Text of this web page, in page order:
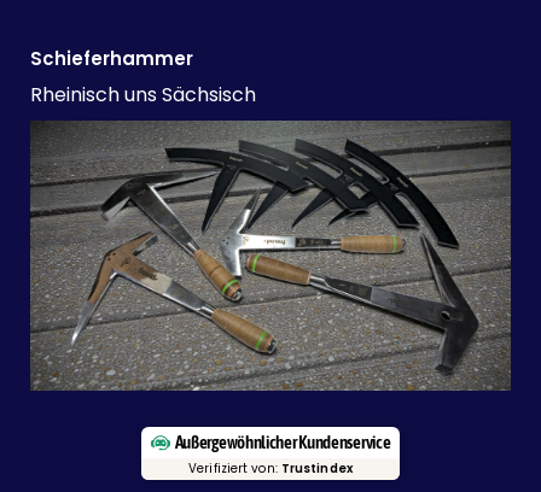
Schieferhammer
Rheinisch uns Sächsisch
Außergewöhnlicher Kundenservice
Verifiziert von: Trustindex